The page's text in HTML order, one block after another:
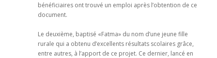
bénéficiaires ont trouvé un emploi après l’obtention de ce
document.
Le deuxième, baptisé «Fatma» du nom d’une jeune fille
rurale qui a obtenu d’excellents résultats scolaires grâce,
entre autres, à l’apport de ce projet. Ce dernier, lancé en